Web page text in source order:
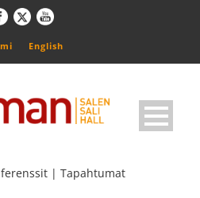
English
| Tapahtumat